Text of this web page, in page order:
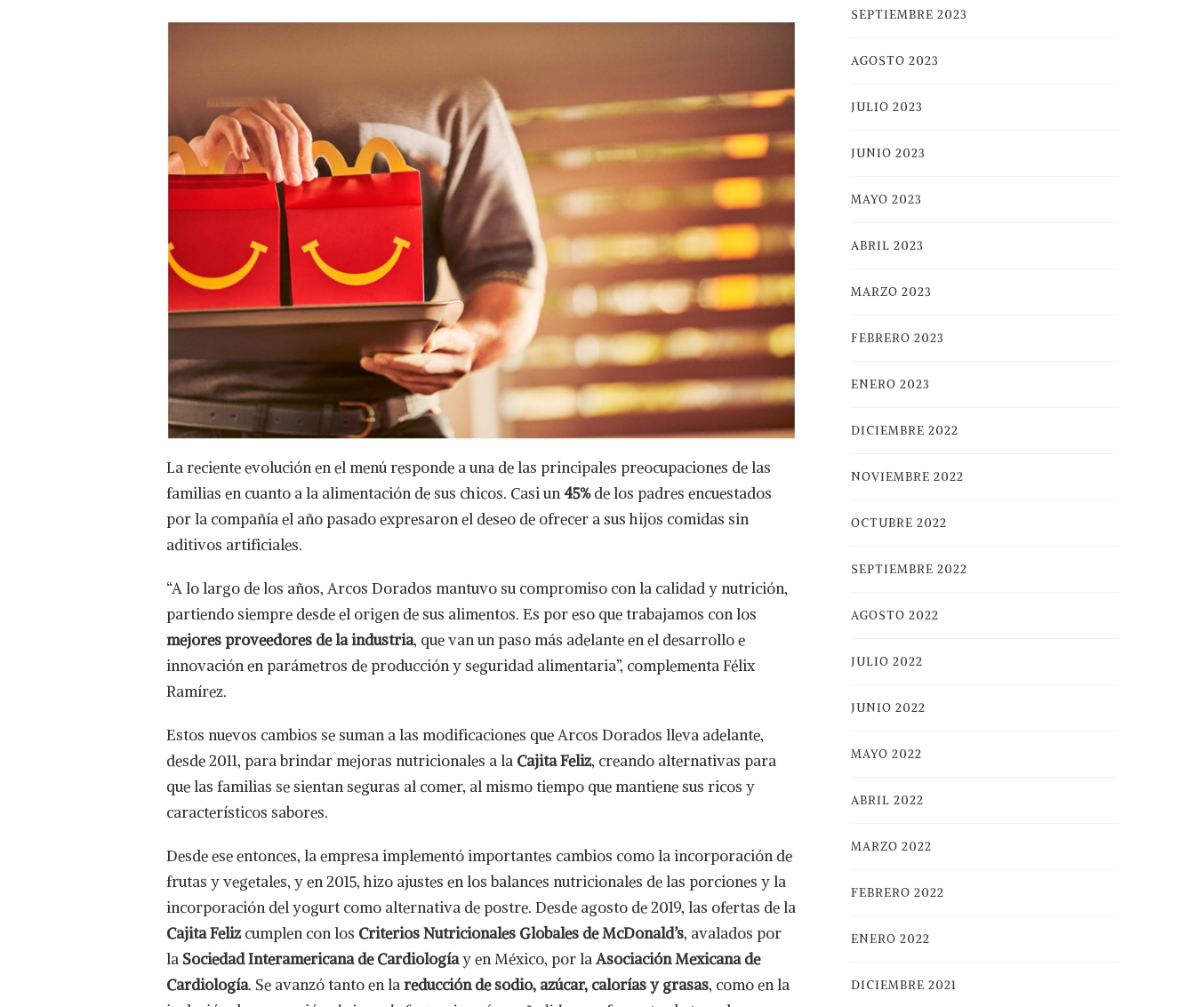
La reciente evolución en el menú responde a una de las principales preocupaciones de las
familias en cuanto a la alimentación de sus chicos. Casi un45%de los padres encuestados
por la compañía el año pasado expresaron el deseo de ofrecer a sus hijos comidas sin
aditivos artificiales.
“A lo largo de los años, Arcos Dorados mantuvo su compromiso con la calidad y nutrición,
partiendo siempre desde el origen de sus alimentos. Es por eso que trabajamos con los
mejores proveedores de la industria, que van un paso más adelante en el desarrollo e
innovación en parámetros de producción y seguridad alimentaria”, complementa Félix
Ramírez.
Estos nuevos cambios se suman a las modificaciones que Arcos Dorados lleva adelante,
desde 2011, para brindar mejoras nutricionales a la Cajita Feliz, creando alternativas para
que las familias se sientan seguras al comer, al mismo tiempo que mantiene sus ricos y
característicos sabores.
Desde ese entonces, la empresa implementó importantes cambios como la incorporación de
frutas y vegetales, y en 2015, hizo ajustes en los balances nutricionales de las porciones y la
incorporación del yogurt como alternativa de postre. Desde agosto de 2019, las ofertas de la
Cajita Felizcumplen con los Criterios Nutricionales Globales de McDonald’s, avalados por
laSociedad Interamericana de Cardiologíay en México, por laAsociación Mexicana de
Cardiología. Se avanzó tanto en lareducción de sodio, azúcar, calorías y grasas, como en la
SEPTIEMBRE 2023
AGOSTO 2023
JULIO 2023
JUNIO 2023
MAYO 2023
ABRIL 2023
MARZO 2023
FEBRERO 2023
ENERO 2023
DICIEMBRE 2022
NOVIEMBRE 2022
OCTUBRE 2022
SEPTIEMBRE 2022
AGOSTO 2022
JULIO 2022
JUNIO 2022
MAYO 2022
ABRIL 2022
MARZO 2022
FEBRERO 2022
ENERO 2022
DICIEMBRE 2021